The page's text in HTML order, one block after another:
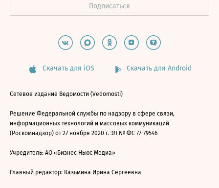
Скачать для iOS Скачать для Android
Сетевое издание Ведомости (Vedomosti)
Решение Федеральной службы по надзору в сфере связи,
информационных технологий и массовых коммуникаций
(Роскомнадзор) от 27 ноября 2020 г. ЭЛ № ФС 77-79546
Учредитель: АО «Бизнес Ньюс Медиа»
Главный редактор: Казьмина Ирина Сергеевна